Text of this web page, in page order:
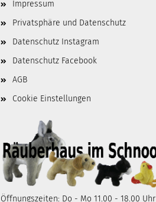
Impressum
Privatsphäre und Datenschutz
Datenschutz Instagram
Datenschutz Facebook
AGB
Cookie Einstellungen
Öffnungszeiten: Do - Mo 11.00 - 18.00 Uhr